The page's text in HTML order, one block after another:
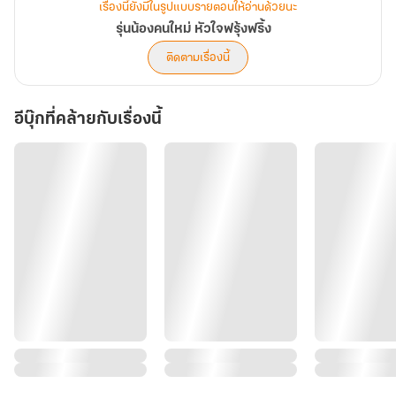
เรื่องนี้ยังมีในรูปแบบรายตอนให้อ่านด้วยนะ
รุ่นน้องคนใหม่ หัวใจฟรุ้งฟริ้ง
ติดตามเรื่องนี้
อีบุ๊กที่คล้ายกับเรื่องนี้